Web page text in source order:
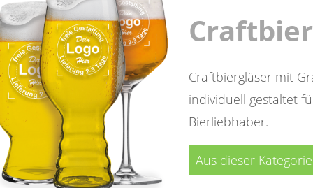
Craftbiergläser mit
individuell gestaltet
Bierliebhaber.
Aus dieser